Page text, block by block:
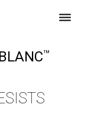
TM